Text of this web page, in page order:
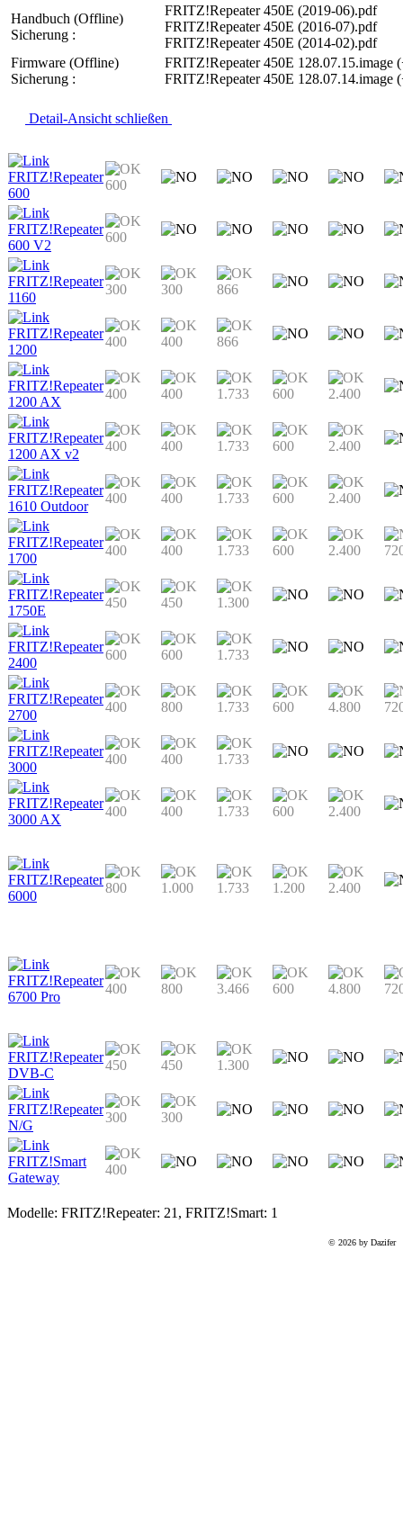
Handbuch (Offline)
Sicherung :
FRITZ!Repeater 450E (2019-06).pdf
FRITZ!Repeater 450E (2016-07).pdf
FRITZ!Repeater 450E (2014-02).pdf
Firmware (Offline)
Sicherung :
FRITZ!Repeater 450E 128.07.15.image
FRITZ!Repeater 450E 128.07.14.image
Detail-Ansicht schließen
FRITZ!Repeater
600
600
FRITZ!Repeater
600 V2
600
FRITZ!Repeater
1160
300 300 866
FRITZ!Repeater
1200
400 400 866
FRITZ!Repeater
1200 AX
400 400 1.733 600 2.400
FRITZ!Repeater
1200 AX v2
400 400 1.733 600 2.400
FRITZ!Repeater
1610 Outdoor
400 400 1.733 600 2.400
FRITZ!Repeater
1700
400 400 1.733 600 2.400
FRITZ!Repeater
1750E
450 450 1.300
FRITZ!Repeater
2400
600 600 1.733
FRITZ!Repeater
2700
400 800 1.733 600 4.800
FRITZ!Repeater
3000
400 400 1.733
FRITZ!Repeater
3000 AX
400 400 1.733 600 2.400
FRITZ!Repeater
6000
800 1.000 1.733 1.200 2.400
FRITZ!Repeater
6700 Pro
400 800 3.466 600 4.800
FRITZ!Repeater
DVB-C
450 450 1.300
FRITZ!Repeater
N/G
300 300
FRITZ!Smart
Gateway
400
Modelle: FRITZ!Repeater: 21 , FRITZ!Smart: 1
© 2026 by Dazifer